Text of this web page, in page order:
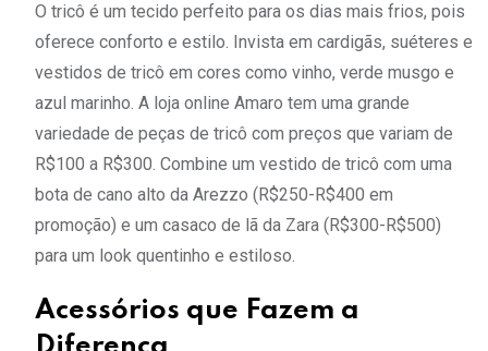
O tricô é um tecido perfeito para os dias mais frios, pois
oferece conforto e estilo. Invista em cardigãs, suéteres e
vestidos de tricô em cores como vinho, verde musgo e
azul marinho. A loja online Amaro tem uma grande
variedade de peças de tricô com preços que variam de
R$100 a R$300. Combine um vestido de tricô com uma
bota de cano alto da Arezzo (R$250-R$400 em
promoção) e um casaco de lã da Zara (R$300-R$500)
para um look quentinho e estiloso.
Acessórios que Fazem a